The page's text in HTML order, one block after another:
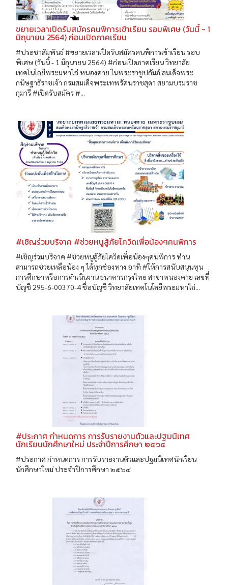
ขยายเวลาเปิดรับสมัครคนพิการเข้าเรียน รอบพิเศษ (วันนี้ - 1
มิถุนายน 2564) ก่อนเปิดภาคเรียน
#ประชาสัมพันธ์ #ขยายเวลาเปิดรับสมัครคนพิการเข้าเรียน รอบ
พิเศษ (วันนี้ - 1 มิถุนายน 2564) #ก่อนเปิดภาคเรียน วิทยาลัย
เทคโนโลยีพระมหาไถ่ หนองคาย ในพระราชูปถัมภ์ สมเด็จพระ
กนิษฐาธิราชเจ้า กรมสมเด็จพระเทพรัตนราชสุดา สยามบรมราช
กุมารี #เปิดรับสมัคร #...
#เชิญร่วมบริจาค #ช่วยหนูสู้ภัยโควิดเพื่อน้องๆคนพิการ
#เชิญร่วมบริจาค #ช่วยหนูสู้ภัยโควิดเพื่อน้องๆคนพิการ ท่าน
สามารถช่วยเหลือน้อง ๆ ได้ทุกช่องทาง อาทิ #ให้การสนับสนุนทุน
การศึกษาหรือการดำเนินงาน ธนาคารกรุงไทย สาขาหนองคาย เลขที่
บัญชี 295-6-00370-4 ชื่อบัญชี วิทยาลัยเทคโนโลยีพระมหาไถ่...
#ประกาศ กำหนดการ การรับรายงานตัวและปฐมนิเทศ
นักเรียนนักศึกษาใหม่ ประจำปีการศึกษา ๒๕๖๔
#ประกาศ กำหนดการ การรับรายงานตัวและปฐมนิเทศนักเรียน
นักศึกษาใหม่ ประจำปีการศึกษา ๒๕๖๔